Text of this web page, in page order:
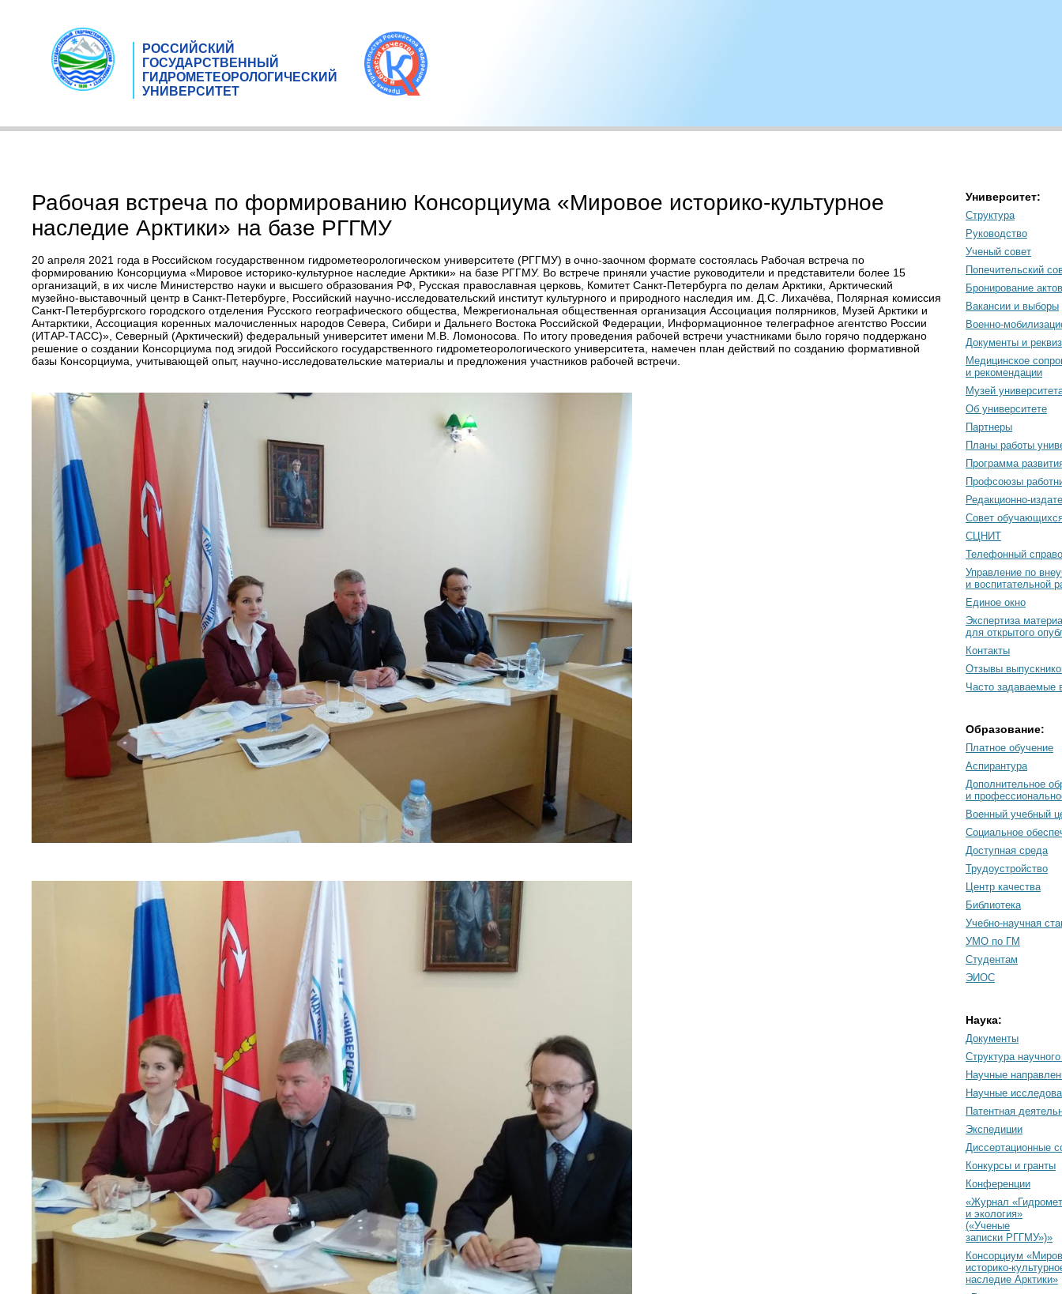
РОССИЙСКИЙ
ГОСУДАРСТВЕННЫЙ
ГИДРОМЕТЕОРОЛОГИЧЕСКИЙ
УНИВЕРСИТЕТ
Рабочая встреча по формированию Консорциума «Мировое историко-культурное
наследие Арктики» на базе РГГМУ
20 апреля 2021 года в Российском государственном гидрометеорологическом университете (РГГМУ) в очно-заочном формате состоялась Рабочая встреча по
формированию Консорциума «Мировое историко-культурное наследие Арктики» на базе РГГМУ. Во встрече приняли участие руководители и представители более 15
организаций, в их числе Министерство науки и высшего образования РФ, Русская православная церковь, Комитет Санкт-Петербурга по делам Арктики, Арктический
музейно-выставочный центр в Санкт-Петербурге, Российский научно-исследовательский институт культурного и природного наследия им. Д.С. Лихачёва, Полярная комиссия
Санкт-Петербургского городского отделения Русского географического общества, Межрегиональная общественная организация Ассоциация полярников, Музей Арктики и
Антарктики, Ассоциация коренных малочисленных народов Севера, Сибири и Дальнего Востока Российской Федерации, Информационное телеграфное агентство России
(ИТАР-ТАСС)», Северный (Арктический) федеральный университет имени М.В. Ломоносова. По итогу проведения рабочей встречи участниками было горячо поддержано
решение о создании Консорциума под эгидой Российского государственного гидрометеорологического университета, намечен план действий по созданию формативной
базы Консорциума, учитывающей опыт, научно-исследовательские материалы и предложения участников рабочей встречи.
Университет:
Структура
Руководство
Ученый совет
Попечительский
Бронирование
Вакансии и выборы
Военно-
Документы и
Медицинское
и рекомендации
Музей
Об университете
Партнеры
Планы работы
Программа
Профсоюзы
Редакционно-
Cовет
СЦНИТ
Телефонный
Управление по
и воспитательной
Единое окно
Экспертиза
для открытого
Контакты
Отзывы
Часто задаваемые
Образование:
Платное обучение
Аспирантура
Дополнительное
и
Военный учебный
Социальное
Доступная среда
Трудоустройство
Центр качества
Библиотека
Учебно-научная
УМО по ГМ
Студентам
ЭИОС
Наука:
Документы
Cтруктура
Научные
Научные
Патентная
Экспедиции
Диссертационные
Конкурсы и гранты
Конференции
«Журнал
и экология»
(«Ученые
записки РГГМУ»)»
Консорциум
историко-
наследие Арктики»